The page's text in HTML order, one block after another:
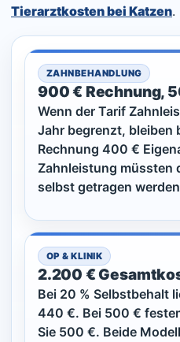
Tierarztkosten bei Katzen.
ZAHNBEHANDLUNG
900 € Rechnung,
Wenn der Tarif
Jahr begrenzt, bleiben
Rechnung 400 €
Zahnleistung müssten
selbst getragen
OP & KLINIK
2.200 €
Bei 20 % Selbstbehalt
440 €. Bei 500 €
Sie 500 €. Beide